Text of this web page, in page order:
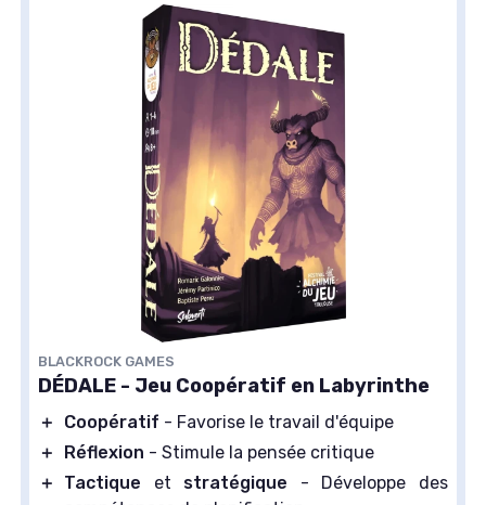
BLACKROCK GAMES
DÉDALE - Jeu Coopératif en Labyrinthe
＋ Coopératif - Favorise le travail d'équipe
＋
Réflexion - Stimule la pensée critique
＋
Tactique et stratégique - Développe des